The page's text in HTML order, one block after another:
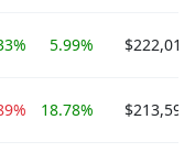
5.99%
18.78%